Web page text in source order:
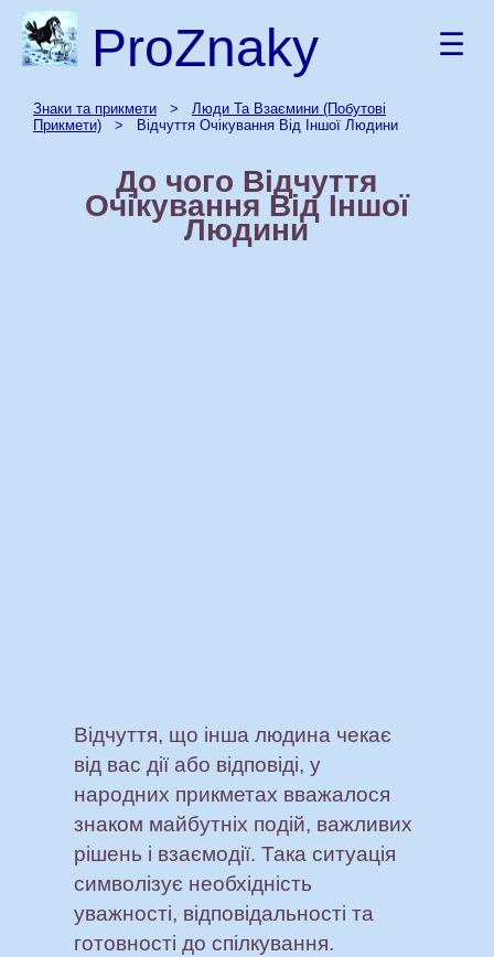
ProZnaky ☰
Знаки та прикмети > Люди Та Взаємини (Побутові
Прикмети) > Відчуття Очікування Від Іншої Людини
До чого Відчуття
Очікування Від Іншої
Людини
Відчуття, що інша людина чекає
від вас дії або відповіді, у
народних прикметах вважалося
знаком майбутніх подій, важливих
рішень і взаємодії. Така ситуація
символізує необхідність
уважності, відповідальності та
готовності до спілкування.